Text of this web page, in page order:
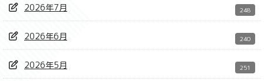
2026年7月 248
2026年6月 240
2026年5月 251